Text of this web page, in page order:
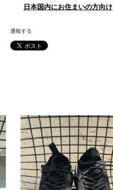
日本国内にお住まいの方向け
通報する